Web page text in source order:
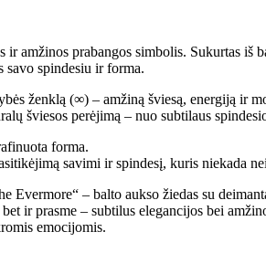
amžinos prabangos simbolis. Sukurtas
spindesiu ir forma.
ženklą (∞) – amžiną šviesą, energiją ir
šviesos perėjimą – nuo subtilaus
forma.
savimi ir spindesį, kuris niekada
Evermore“ – balto aukso žiedas su
ir prasme – subtilus elegancijos bei
emocijomis.